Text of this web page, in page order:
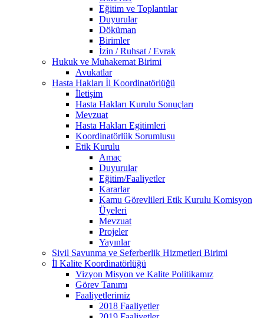
Eğitim ve Toplantılar
Duyurular
Döküman
Birimler
İzin / Ruhsat / Evrak
Hukuk ve Muhakemat Birimi
Avukatlar
Hasta Hakları İl Koordinatörlüğü
İletişim
Hasta Hakları Kurulu Sonuçları
Mevzuat
Hasta Hakları Egitimleri
Koordinatörlük Sorumlusu
Etik Kurulu
Amaç
Duyurular
Eğitim/Faaliyetler
Kararlar
Kamu Görevlileri Etik Kurulu Komisyon
Üyeleri
Mevzuat
Projeler
Yayınlar
Sivil Savunma ve Seferberlik Hizmetleri Birimi
İl Kalite Koordinatörlüğü
Vizyon Misyon ve Kalite Politikamız
Görev Tanımı
Faaliyetlerimiz
2018 Faaliyetler